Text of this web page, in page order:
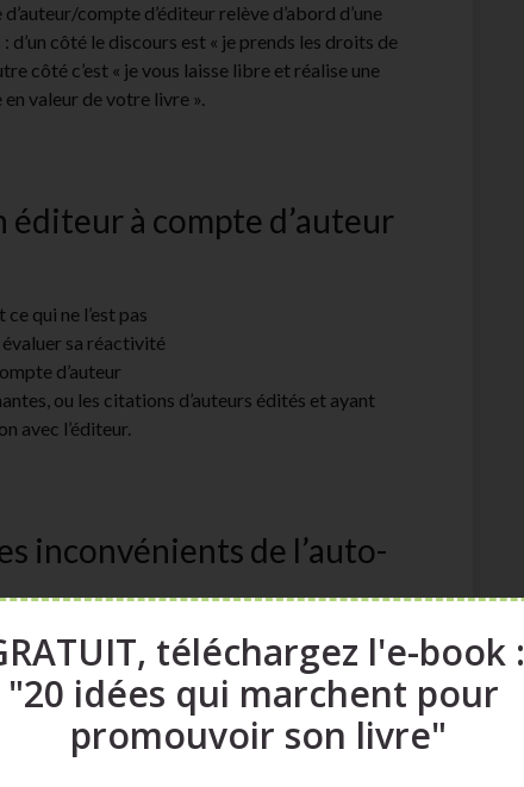
compte d’éditeur relève d’abord d’une
côté le discours est « je prends les droits de
côté c’est « je vous laisse libre et réalise une
valeur de votre livre ».
éditeur à compte d’auteur
qui ne l’est pas
sa réactivité
d’auteur
ou les citations d’auteurs édités et ayant
avec l’éditeur.
inconvénients de l’auto-
du blog et de mes services étant orienté sur
rappeler quelques points importants :
méfient de l’auto-édition, ont trop été
téléchargez l'e-book :
"20 idées qui marchent pour
promouvoir son livre"